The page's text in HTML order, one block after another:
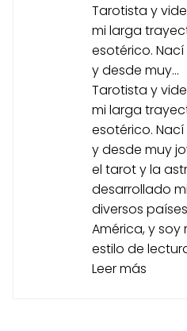
Tarotista y
mi larga
esotérico. Nací
y desde muy...
Tarotista y
mi larga
esotérico. Nací
y desde muy
el tarot y la
desarrollado
diversos
América, y
estilo de
Leer más